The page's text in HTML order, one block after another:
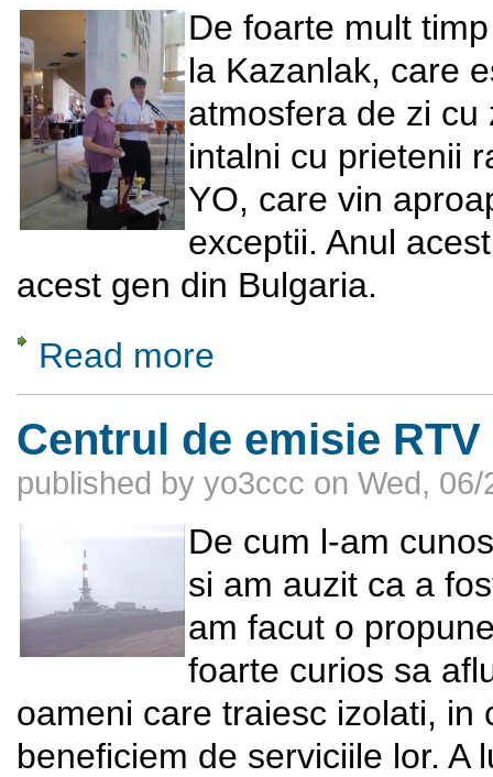
De foarte mult
la Kazanlak, care
atmosfera de zi
intalni cu prietenii
YO, care vin
exceptii. Anul
acest gen din Bulgaria.
Read more
Centrul de emisie
published by yo3ccc on Wed,
De cum l-am
si am auzit ca a
am facut o
foarte curios sa
oameni care traiesc izolati,
beneficiem de serviciile lor. A